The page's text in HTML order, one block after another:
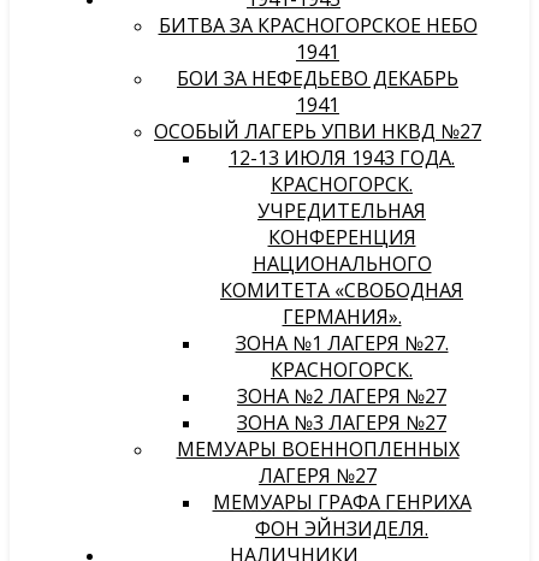
БИТВА ЗА КРАСНОГОРСКОЕ НЕБО
1941
БОИ ЗА НЕФЕДЬЕВО ДЕКАБРЬ
1941
ОСОБЫЙ ЛАГЕРЬ УПВИ НКВД №27
12-13 ИЮЛЯ 1943 ГОДА.
КРАСНОГОРСК.
УЧРЕДИТЕЛЬНАЯ
КОНФЕРЕНЦИЯ
НАЦИОНАЛЬНОГО
КОМИТЕТА «СВОБОДНАЯ
ГЕРМАНИЯ».
ЗОНА №1 ЛАГЕРЯ №27.
КРАСНОГОРСК.
ЗОНА №2 ЛАГЕРЯ №27
ЗОНА №3 ЛАГЕРЯ №27
МЕМУАРЫ ВОЕННОПЛЕННЫХ
ЛАГЕРЯ №27
МЕМУАРЫ ГРАФА ГЕНРИХА
ФОН ЭЙНЗИДЕЛЯ.
НАЛИЧНИКИ